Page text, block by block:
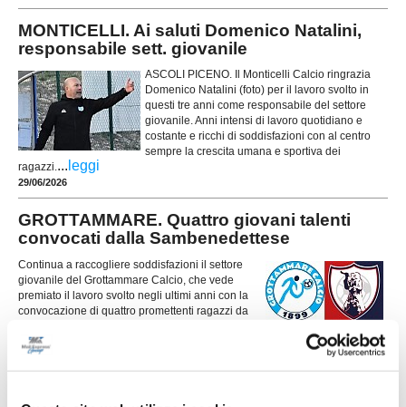
MONTICELLI. Ai saluti Domenico Natalini,
responsabile sett. giovanile
ASCOLI PICENO. Il Monticelli Calcio ringrazia
Domenico Natalini (foto) per il lavoro svolto in
questi tre anni come responsabile del settore
giovanile. Anni intensi di lavoro quotidiano e
costante e ricchi di soddisfazioni con al centro
sempre la crescita umana e sportiva dei
ragazzi.... leggi
29/06/2026
GROTTAMMARE. Quattro giovani talenti
convocati dalla Sambenedettese
Continua a raccogliere soddisfazioni il settore
giovanile del Grottammare Calcio, che vede
premiato il lavoro svolto negli ultimi anni con la
convocazione di quattro promettenti ragazzi da
16 e 17 giugno il club rossoblù ha infatti chiamato Alexand
...leggi
15/06/2026